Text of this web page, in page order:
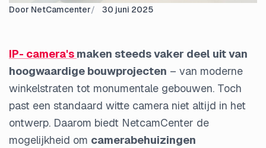
Door NetCamcenter 30 juni 2025
IP- camera's maken steeds vaker deel uit van
hoogwaardige bouwprojecten – van moderne
winkelstraten tot monumentale gebouwen. Toch
past een standaard witte camera niet altijd in het
ontwerp. Daarom biedt NetcamCenter de
mogelijkheid om camerabehuizingen